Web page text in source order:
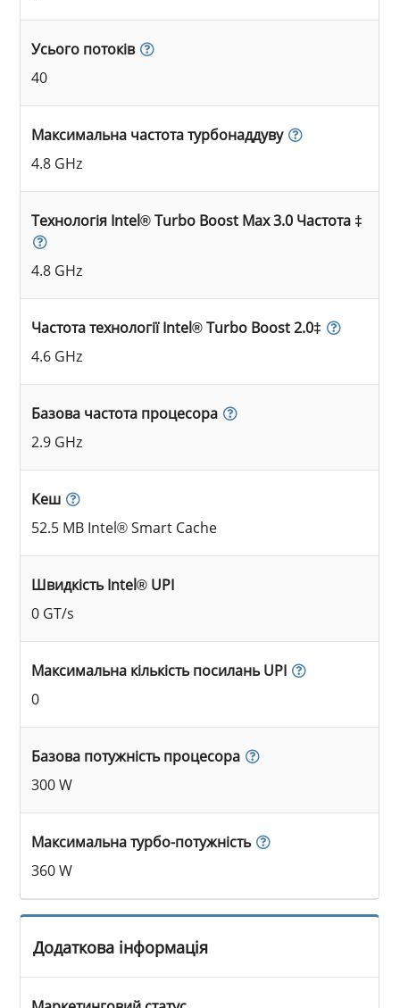
Усього потоків
40
Максимальна частота турбонаддуву
4.8 GHz
Технологія Intel® Turbo Boost Max 3.0 Частота ‡
4.8 GHz
Частота технології Intel® Turbo Boost 2.0‡
4.6 GHz
Базова частота процесора
2.9 GHz
Кеш
52.5 MB Intel® Smart Cache
Швидкість Intel® UPI
0 GT/s
Максимальна кількість посилань UPI
0
Базова потужність процесора
300 W
Максимальна турбо-потужність
360 W
Додаткова інформація